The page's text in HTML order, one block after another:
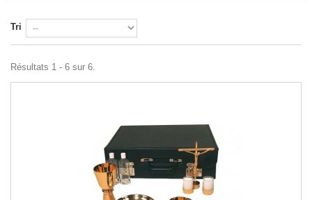
Tri
Résultats 1 - 6 sur 6.